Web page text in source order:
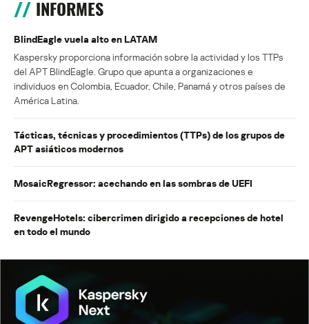
INFORMES
BlindEagle vuela alto en LATAM
Kaspersky proporciona información sobre la actividad y los TTPs
del APT BlindEagle. Grupo que apunta a organizaciones e
individuos en Colombia, Ecuador, Chile, Panamá y otros países de
América Latina.
Tácticas, técnicas y procedimientos (TTPs) de los grupos de
APT asiáticos modernos
MosaicRegressor: acechando en las sombras de UEFI
RevengeHotels: cibercrimen dirigido a recepciones de hotel
en todo el mundo